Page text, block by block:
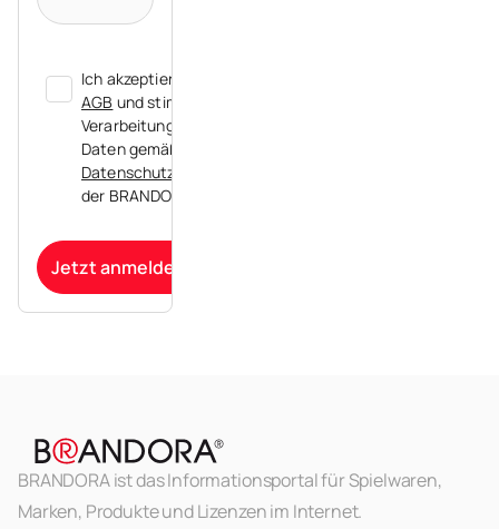
Ich akzeptiere die
AGB und stimme der
Verarbeitung meiner
Daten gemäß der
Datenschutzerklärung
der BRANDORA zu.
Jetzt anmelden
BRANDORA ist das Informationsportal für Spielwaren,
Marken, Produkte und Lizenzen im Internet.